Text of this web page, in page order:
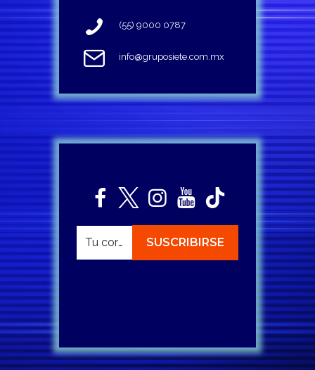
(55) 9000 0787
info@gruposiete.com.mx